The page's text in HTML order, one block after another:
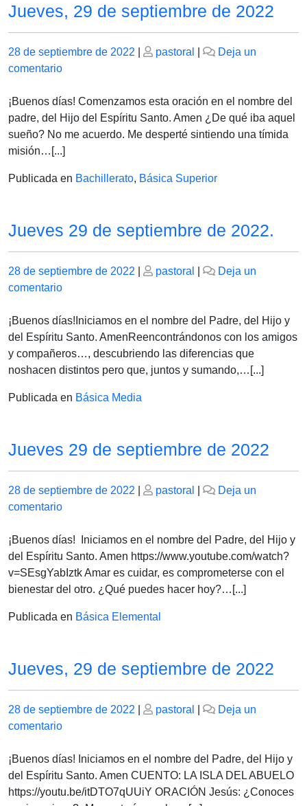
Jueves, 29 de septiembre de 2022
Publicado
el
28 de septiembre de 2022
Publicado
pastoral
Deja un
comentarioen
29
de
septiembre
de
¡Buenos días! Comenzamos esta oración en el nombre del
padre, del Hijo del Espíritu Santo. Amen ¿De qué iba aquel
sueño? No me acuerdo. Me desperté sintiendo una tímida
misión…[...]
Publicada en Bachillerato, Básica Superior
Jueves 29 de septiembre de 2022.
Publicado
el
28 de septiembre de 2022
Publicado
pastoral
Deja un
comentarioen
29
de
septiembre
de
¡Buenos días!Iniciamos en el nombre del Padre, del Hijo y
del Espíritu Santo. AmenReencontrándonos con los amigos
y compañeros…, descubriendo las diferencias que
noshacen distintos pero que, juntos y sumando,…[...]
Publicada en Básica Media
Jueves 29 de septiembre de 2022
Publicado
el
28 de septiembre de 2022
Publicado
pastoral
Deja un
comentarioen
29
de
septiembre
de
¡Buenos días! Iniciamos en el nombre del Padre, del Hijo y
del Espíritu Santo. Amen https://www.youtube.com/watch?
v=SEsgYabIztk Amar es cuidar, es comprometerse con el
bienestar del otro. ¿Qué puedes hacer hoy?…[...]
Publicada en Básica Elemental
Jueves, 29 de septiembre de 2022
Publicado
el
28 de septiembre de 2022
Publicado
pastoral
Deja un
comentarioen
29
de
septiembre
¡Buenos días! Iniciamos en el nombre del Padre, del Hijo y
del Espíritu Santo. Amen CUENTO: LA ISLA DEL ABUELO
https://youtu.be/itDTO7qUUiY ORACIÓN Jesús: ¿Conoces